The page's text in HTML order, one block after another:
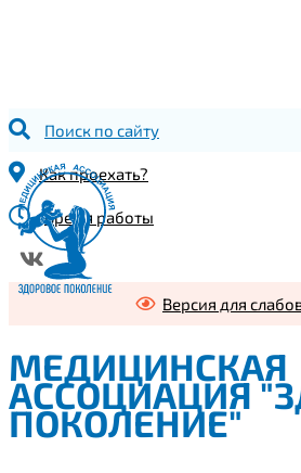
Поиск по сайту
Как проехать?
Время работы
Версия для
МЕДИЦИНСКАЯ
АССОЦИАЦИЯ
ПОКОЛЕНИЕ"